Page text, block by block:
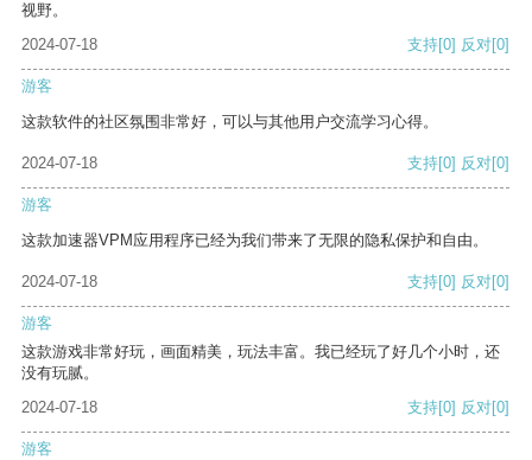
视野。
2024-07-18
支持[0] 反对[0]
游客
这款软件的社区氛围非常好，可以与其他用户交流学习心得。
2024-07-18 支持[0] 反对[0]
游客
这款加速器VPM应用程序已经为我们带来了无限的隐私保护和自由。
2024-07-18 支持[0] 反对[0]
游客
这款游戏非常好玩，画面精美，玩法丰富。我已经玩了好几个小时，还
没有玩腻。
2024-07-18
支持[0] 反对[0]
游客